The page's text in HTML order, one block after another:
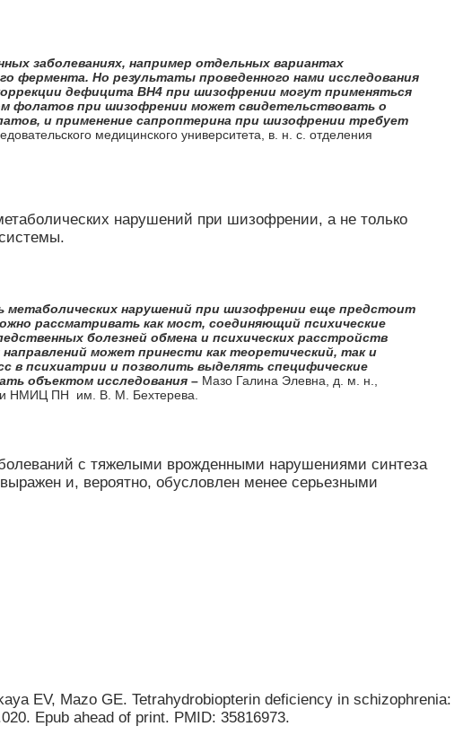
заболеваниях, например отдельных вариантах
фермента. Но результаты проведенного нами исследования
дефицита ВН4 при шизофрении могут применяться
фолатов при шизофрении может свидетельствовать о
и применение сапроптерина при шизофрении требует
медицинского университета, в. н. с. отделения
нарушений при шизофрении, а не только
метаболических нарушений при шизофрении еще предстоит
рассматривать как мост, соединяющий психические
болезней обмена и психических расстройств
может принести как теоретический, так и
в психиатрии и позволить выделять специфические
объектом исследования – Мазо Галина Элевна, д. м. н.,
НМИЦ ПН им. В. М. Бехтерева.
с тяжелыми врожденными нарушениями синтеза
и, вероятно, обусловлен менее серьезными
EV, Mazo GE. Tetrahydrobiopterin deficiency in schizophrenia:
Epub ahead of print. PMID: 35816973.